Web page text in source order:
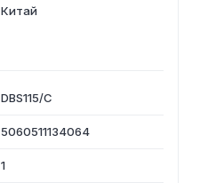
Китай
DBS115/C
5060511134064
1